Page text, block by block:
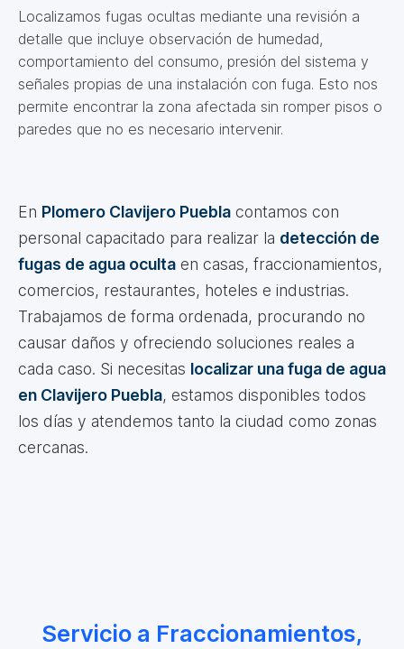
Localizamos fugas ocultas mediante una revisión a
detalle que incluye observación de humedad,
comportamiento del consumo, presión del sistema y
señales propias de una instalación con fuga. Esto nos
permite encontrar la zona afectada sin romper pisos o
paredes que no es necesario intervenir.
En Plomero Clavijero Puebla contamos con
personal capacitado para realizar la detección de
fugas de agua oculta en casas, fraccionamientos,
comercios, restaurantes, hoteles e industrias.
Trabajamos de forma ordenada, procurando no
causar daños y ofreciendo soluciones reales a
cada caso. Si necesitas localizar una fuga de agua
en Clavijero Puebla, estamos disponibles todos
los días y atendemos tanto la ciudad como zonas
cercanas.
Servicio a Fraccionamientos,